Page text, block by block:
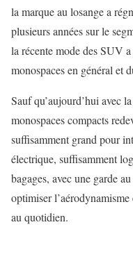
la marque au losange a
plusieurs années sur le
la récente mode des SUV
monospaces en général et
Sauf qu’aujourd’hui avec
monospaces compacts
suffisamment grand pour
électrique, suffisamment
bagages, avec une garde
optimiser
au quotidien.